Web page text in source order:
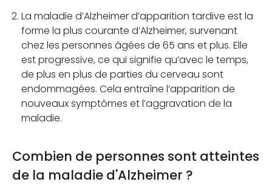
La maladie d’Alzheimer d’apparition tardive est la
forme la plus courante d’Alzheimer, survenant
chez les personnes âgées de 65 ans et plus. Elle
est progressive, ce qui signifie qu’avec le temps,
de plus en plus de parties du cerveau sont
endommagées. Cela entraîne l’apparition de
nouveaux symptômes et l’aggravation de la
maladie.
Combien de personnes sont atteintes
de la maladie d'Alzheimer ?